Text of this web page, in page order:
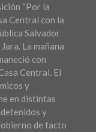
“Por la
Central con la
Salvador
La mañana
con
Central. El
y
en distintas
y
de facto